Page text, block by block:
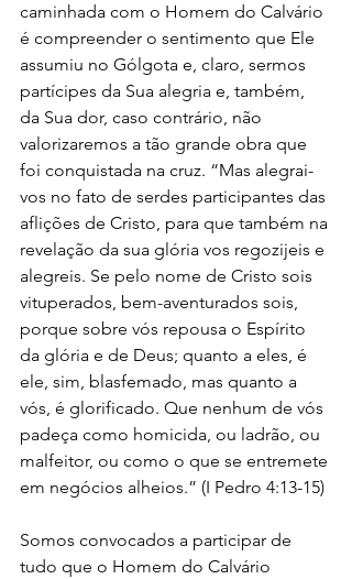
caminhada com o Homem do Calvário
é compreender o sentimento que Ele
assumiu no Gólgota e, claro, sermos
partícipes da Sua alegria e, também,
da Sua dor, caso contrário, não
valorizaremos a tão grande obra que
foi conquistada na cruz. “Mas alegrai-
vos no fato de serdes participantes das
aflições de Cristo, para que também na
revelação da sua glória vos regozijeis e
alegreis. Se pelo nome de Cristo sois
vituperados, bem-aventurados sois,
porque sobre vós repousa o Espírito
da glória e de Deus; quanto a eles, é
ele, sim, blasfemado, mas quanto a
vós, é glorificado. Que nenhum de vós
padeça como homicida, ou ladrão, ou
malfeitor, ou como o que se entremete
em negócios alheios.” (I Pedro 4:13-15)
Somos convocados a participar de
tudo que o Homem do Calvário